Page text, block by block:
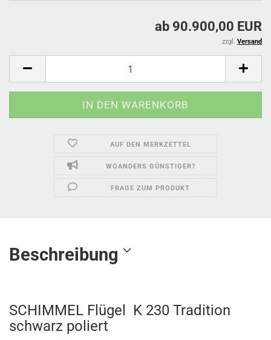
ab 90.900,00 EUR
zzgl. Versand
AUF DEN MERKZETTEL
WOANDERS GÜNSTIGER?
FRAGE ZUM PRODUKT
Beschreibung
SCHIMMEL Flügel K 230 Tradition
schwarz poliert